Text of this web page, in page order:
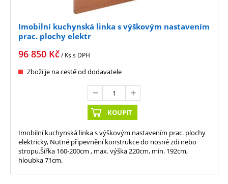
Imobilní kuchynská linka s výškovým nastavením
prac. plochy elektr
96 850 Kč/ Kss DPH
Zboží je na cestě od dodavatele
KOUPIT
Imobilní kuchynská linka s výškovým nastavením prac. plochy
elektricky, Nutné připevnění konstrukce do nosné zdi nebo
stropu.Šířka 160-200cm , max. výška 220cm, min. 192cm,
hloubka 71cm.